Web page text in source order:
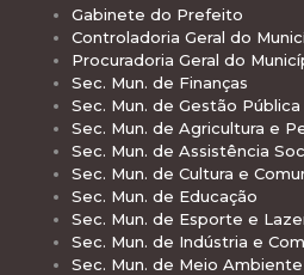
Gabinete do Prefeito
Controladoria Geral do
Procuradoria Geral do
Sec. Mun. de Finanças
Sec. Mun. de Gestão Pública
Sec. Mun. de Agricultura e
Sec. Mun. de Assistência
Sec. Mun. de Cultura e
Sec. Mun. de Educação
Sec. Mun. de Esporte e
Sec. Mun. de Indústria e
Sec. Mun. de Meio Ambiente